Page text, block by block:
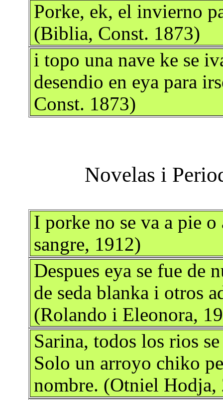
Porke, ek, el invierno
(Biblia, Const. 1873)
i topo una nave ke se
desendio en eya para
Const. 1873)
I porke no se va a pie
sangre, 1912)
Despues eya se fue de
de seda blanka i otros
(Rolando i Eleonora,
Sarina, todos los rios
Solo un arroyo chiko
nombre. (Otniel Hodja,